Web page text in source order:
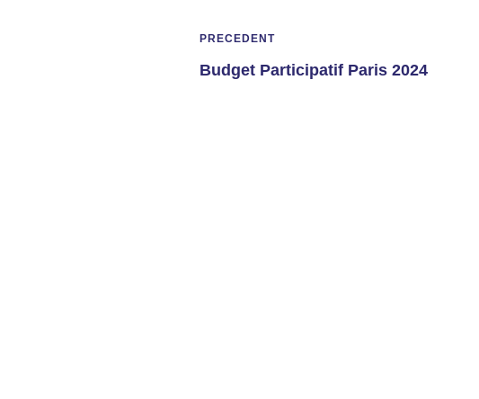
PRÉCÉDENT
Budget Participatif Paris 2024